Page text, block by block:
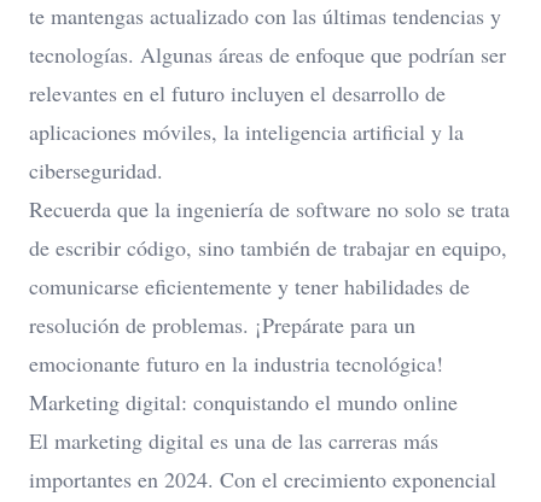
te mantengas actualizado con las últimas tendencias y
tecnologías. Algunas áreas de enfoque que podrían ser
relevantes en el futuro incluyen el desarrollo de
aplicaciones móviles, la inteligencia artificial y la
ciberseguridad.
Recuerda que la ingeniería de software no solo se trata
de escribir código, sino también de trabajar en equipo,
comunicarse eficientemente y tener habilidades de
resolución de problemas. ¡Prepárate para un
emocionante futuro en la industria tecnológica!
Marketing digital: conquistando el mundo online
El marketing digital es una de las carreras más
importantes en 2024. Con el crecimiento exponencial